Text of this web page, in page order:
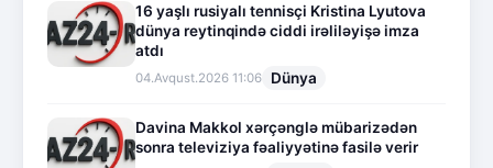
16 yaşlı rusiyalı tennisçi Kristina Lyutova
dünya reytinqində ciddi irəliləyişə imza
atdı
04.Avqust.2026 11:06 Dünya
Davina Makkol xərçənglə mübarizədən
sonra televiziya fəaliyyətinə fasilə verir